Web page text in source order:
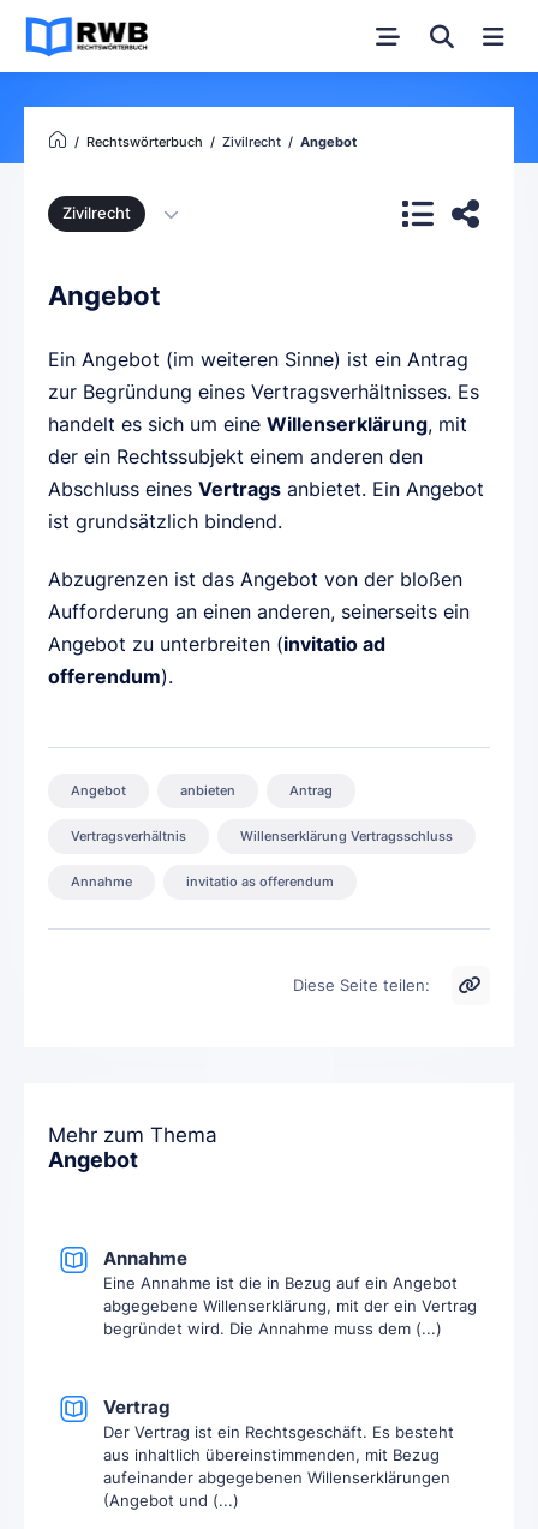
Rechtswörterbuch Zivilrecht Angebot
Zivilrecht
Angebot
Ein Angebot (im weiteren Sinne) ist ein Antrag
zur Begründung eines Vertragsverhältnisses. Es
handelt es sich um eine Willenserklärung, mit
der ein Rechtssubjekt einem anderen den
Abschluss eines Vertrags anbietet. Ein Angebot
ist grundsätzlich bindend.
Abzugrenzen ist das Angebot von der bloßen
Aufforderung an einen anderen, seinerseits ein
Angebot zu unterbreiten (invitatio ad
offerendum).
Angebot anbieten Antrag
Vertragsverhältnis Willenserklärung Vertragsschluss
Annahme invitatio as offerendum
Diese Seite teilen:
Mehr zum Thema
Angebot
Annahme
Eine Annahme ist die in Bezug auf ein Angebot
abgegebene Willenserklärung, mit der ein Vertrag
begründet wird. Die Annahme muss dem (...)
Vertrag
Der Vertrag ist ein Rechtsgeschäft. Es besteht
aus inhaltlich übereinstimmenden, mit Bezug
aufeinander abgegebenen Willenserklärungen
(Angebot und (...)